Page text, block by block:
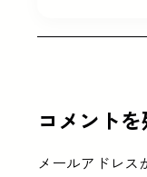
コメント
メールアドレス